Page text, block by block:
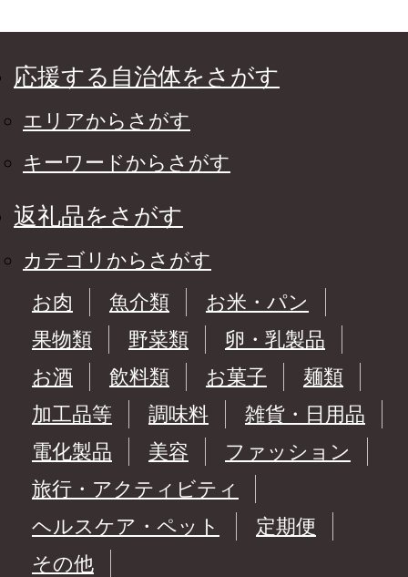
応援する自治体をさがす
エリアからさがす
キーワードからさがす
返礼品をさがす
カテゴリからさがす
お肉
魚介類
お米・パン
果物類
野菜類
卵・乳製品
お酒
飲料類 お菓子
麺類
加工品等
調味料
雑貨・日用品
電化製品
美容
ファッション
旅行・アクティビティ
ヘルスケア・ペット
定期便
その他